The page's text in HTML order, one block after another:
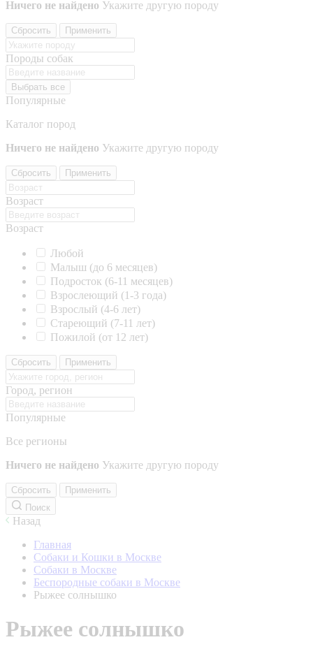
Ничего не найдено Укажите другую породу
Сбросить Применить
Породы собак
Выбрать все
Популярные
Каталог пород
Ничего не найдено Укажите другую породу
Сбросить Применить
Возраст
Возраст
Любой
Малыш (до 6 месяцев)
Подросток (6-11 месяцев)
Взрослеющий (1-3 года)
Взрослый (4-6 лет)
Стареющий (7-11 лет)
Пожилой (от 12 лет)
Сбросить Применить
Город, регион
Популярные
Все регионы
Ничего не найдено Укажите другую породу
Сбросить
Применить
Поиск
Назад
Главная
Собаки и Кошки в Москве
Собаки в Москве
Беспородные собаки в Москве
Рыжее солнышко
Рыжее солнышко